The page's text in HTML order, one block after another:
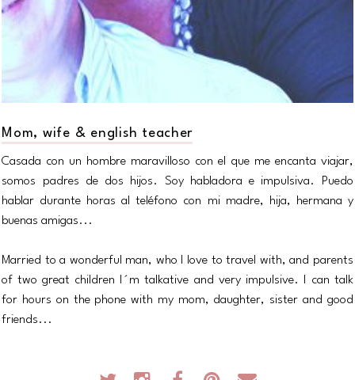
Mom, wife & english teacher
Casada con un hombre maravilloso con el que me encanta viajar,
somos padres de dos hijos. Soy habladora e impulsiva. Puedo
hablar durante horas al teléfono con mi madre, hija, hermana y
buenas amigas...
Married to a wonderful man, who I love to travel with, and parents
of two great children I´m talkative and very impulsive. I can talk
for hours on the phone with my mom, daughter, sister and good
friends...